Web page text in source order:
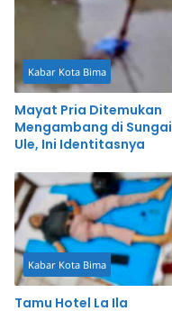
Kabar Kota Bima
Mayat Pria Ditemukan
Mengambang di Sungai
Ule, Ini Identitasnya
Kabar Kota Bima
Tamu Hotel La Ila